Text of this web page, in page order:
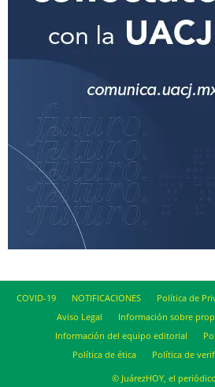
COVID-19 NOTIFICACIONES Política de
Aviso Legal
Información sobre
Información del equipo editorial
Política de ética
Política de
© JuárezHOY, el